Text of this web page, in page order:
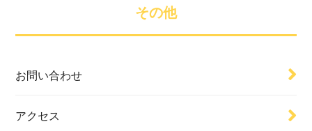
その他
お問い合わせ
アクセス